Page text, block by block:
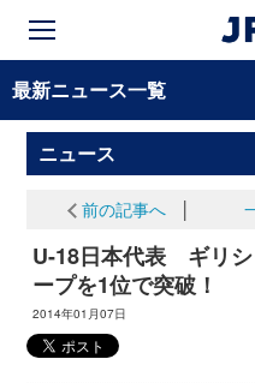
最新ニュース一覧
ニュース
前の記事へ
U-18日本代表 ギリ
ープを1位で突破！
2014年01月07日